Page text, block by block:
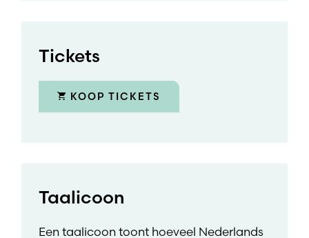
Tickets
KOOP TICKETS
Taalicoon
Een taalicoon toont hoeveel Nederlands